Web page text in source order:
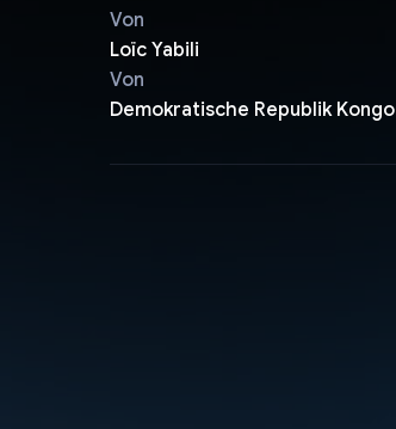
Von
Loïc Yabili
Von
Demokratische Republik Kongo